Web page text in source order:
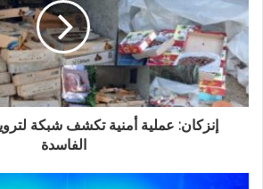
ل
إ
ك
ت
ر
إنزكان: عملية أمنية تكشف شبكة لترويج
الفاسدة